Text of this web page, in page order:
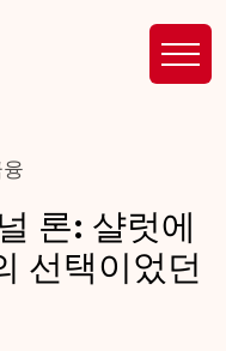
론: 샬럿에
선택이었던